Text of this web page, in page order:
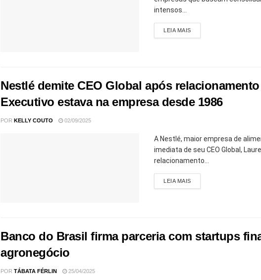
intensos...
LEIA MAIS
Nestlé demite CEO Global após
Executivo estava na empresa desde 1986
POR KELLY COUTO 02/09/2025
A Nestlé, maior empresa de
imediata de seu CEO Global,
relacionamento...
LEIA MAIS
Banco do Brasil firma parceria com startups
agronegócio
POR TÁBATA FÉRLIN 25/04/2025